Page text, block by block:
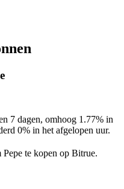
7 dagen, omhoog 1.77% in
0% in het afgelopen uur.
te kopen op Bitrue.